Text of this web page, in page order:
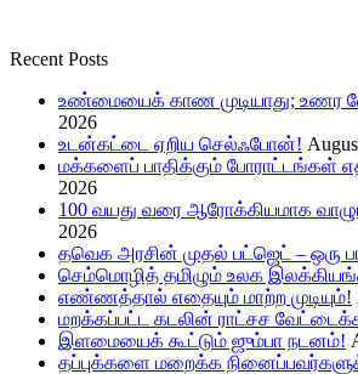
Recent Posts
உண்மையைக் காண முடியாது; உணர
2026
உடன்கட்டை ஏறிய செல்ஃபோன்!
மக்களைப் பாதிக்கும் போராட்டங்கள்
2026
100 வயது வரை ஆரோக்கியமாக
2026
தவெக அரசின் முதல் பட்ஜெட் – ஒரு
செம்மொழித் தமிழும் உலக
எண்ணத்தால் எதையும் மாற்ற முடியும்!
மறக்கப்பட்ட கடலின் ராட்சச
இளமையைக் கூட்டும் ஜும்பா நடனம்!
தப்புக்களை மறைக்க